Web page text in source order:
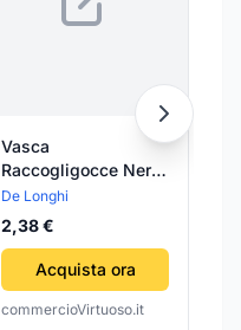
Vasca
Raccogligocce Nera
per Dedica EC680
De Longhi
2,38 €
Acquista ora
commercioVirtuoso.it